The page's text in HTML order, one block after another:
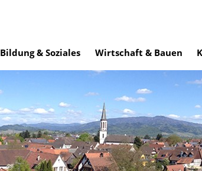
Bildung & Soziales Wirtschaft & Bauen